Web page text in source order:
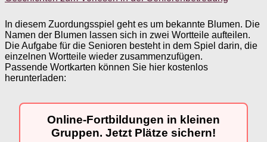
In diesem Zuordungsspiel geht es um bekannte Blumen. Die
Namen der Blumen lassen sich in zwei Wortteile aufteilen.
Die Aufgabe für die Senioren besteht in dem Spiel darin, die
einzelnen Wortteile wieder zusammenzufügen.
Passende Wortkarten können Sie hier kostenlos
herunterladen:
Online-Fortbildungen in kleinen
Gruppen. Jetzt Plätze sichern!